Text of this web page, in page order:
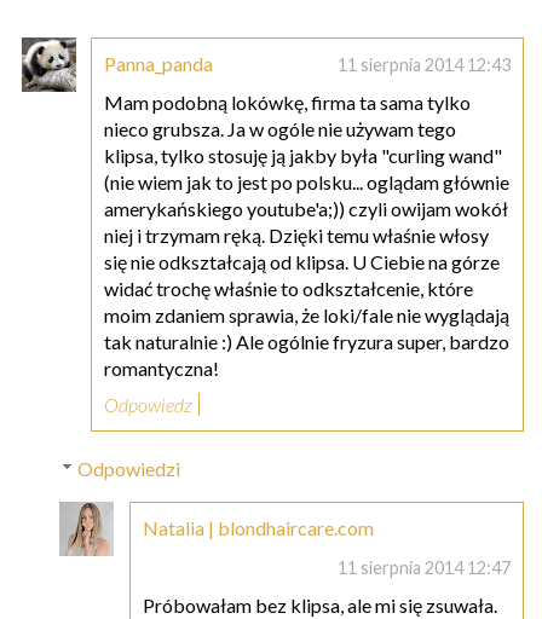
Panna_panda 11 sierpnia 2014 12:43
Mam podobną lokówkę, firma ta sama tylko
nieco grubsza. Ja w ogóle nie używam tego
klipsa, tylko stosuję ją jakby była "curling wand"
(nie wiem jak to jest po polsku... oglądam głównie
amerykańskiego youtube'a;)) czyli owijam wokół
niej i trzymam ręką. Dzięki temu właśnie włosy
się nie odkształcają od klipsa. U Ciebie na górze
widać trochę właśnie to odkształcenie, które
moim zdaniem sprawia, że loki/fale nie wyglądają
tak naturalnie :) Ale ogólnie fryzura super, bardzo
romantyczna!
Odpowiedz
Odpowiedzi
Natalia | blondhaircare.com
11 sierpnia 2014 12:47
Próbowałam bez klipsa, ale mi się zsuwała.